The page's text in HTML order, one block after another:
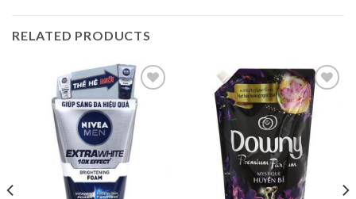
RELATED PRODUCTS
Add to
wishlist
Add to
wishlist